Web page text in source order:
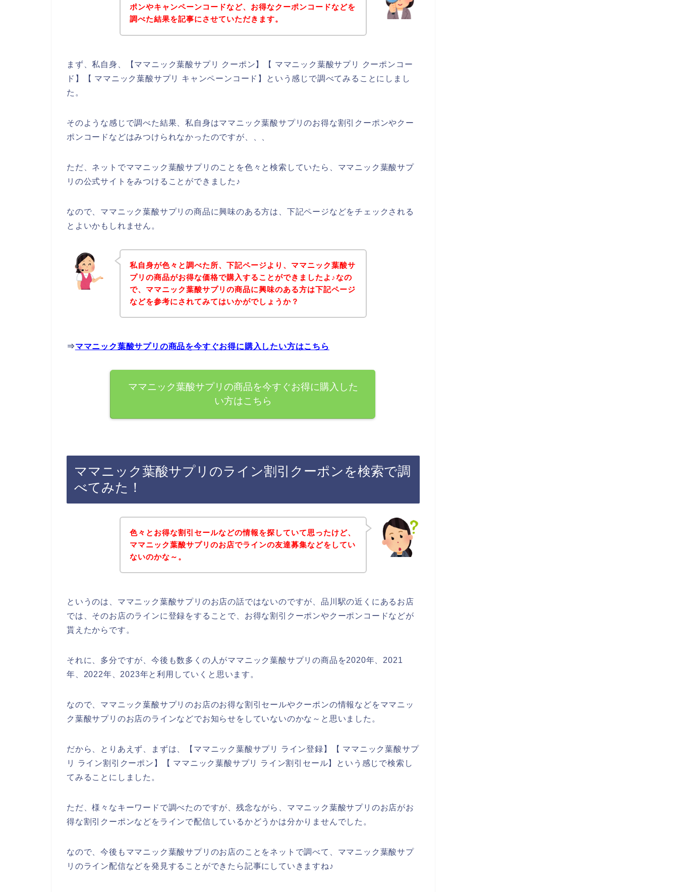
ポンやキャンペーンコードなど、お得なクーポンコードなどを
調べた結果を記事にさせていただきます。
まず、私自身、【ママニック葉酸サプリ クーポン】【 ママニック葉酸サプリ クーポンコー
ド】【 ママニック葉酸サプリ キャンペーンコード】という感じで調べてみることにしまし
た。
そのような感じで調べた結果、私自身はママニック葉酸サプリのお得な割引クーポンやクー
ポンコードなどはみつけられなかったのですが、、、
ただ、ネットでママニック葉酸サプリのことを色々と検索していたら、ママニック葉酸サプ
リの公式サイトをみつけることができました♪
なので、ママニック葉酸サプリの商品に興味のある方は、下記ページなどをチェックされる
とよいかもしれません。
私自身が色々と調べた所、下記ページより、ママニック葉酸サ
プリの商品がお得な価格で購入することができましたよ♪なの
で、ママニック葉酸サプリの商品に興味のある方は下記ページ
などを参考にされてみてはいかがでしょうか？
⇒ママニック葉酸サプリの商品を今すぐお得に購入したい方はこちら
ママニック葉酸サプリの商品を今すぐお得に購入した
い方はこちら
ママニック葉酸サプリのライン割引クーポンを検索で調
べてみた！
色々とお得な割引セールなどの情報を探していて思ったけど、
ママニック葉酸サプリのお店でラインの友達募集などをしてい
ないのかな～。
というのは、ママニック葉酸サプリのお店の話ではないのですが、品川駅の近くにあるお店
では、そのお店のラインに登録をすることで、お得な割引クーポンやクーポンコードなどが
貰えたからです。
それに、多分ですが、今後も数多くの人がママニック葉酸サプリの商品を2020年、2021
年、2022年、2023年と利用していくと思います。
なので、ママニック葉酸サプリのお店のお得な割引セールやクーポンの情報などをママニッ
ク葉酸サプリのお店のラインなどでお知らせをしていないのかな～と思いました。
だから、とりあえず、まずは、【ママニック葉酸サプリ ライン登録】【 ママニック葉酸サプ
リ ライン割引クーポン】【 ママニック葉酸サプリ ライン割引セール】という感じで検索し
てみることにしました。
ただ、様々なキーワードで調べたのですが、残念ながら、ママニック葉酸サプリのお店がお
得な割引クーポンなどをラインで配信しているかどうかは分かりませんでした。
なので、今後もママニック葉酸サプリのお店のことをネットで調べて、ママニック葉酸サプ
リのライン配信などを発見することができたら記事にしていきますね♪